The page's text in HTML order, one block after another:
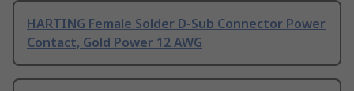
HARTING Female Solder D-Sub Connector Power
Contact, Gold Power 12 AWG